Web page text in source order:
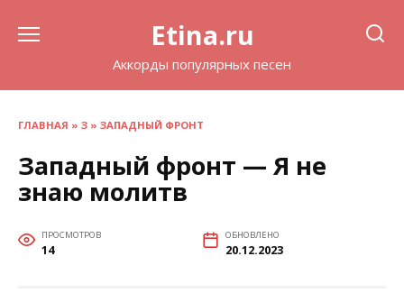
Etina.ru
Аккорды популярных песен
ГЛАВНАЯ » З » ЗАПАДНЫЙ ФРОНТ
Западный фронт — Я не
знаю молитв
ПРОСМОТРОВ
14
ОБНОВЛЕНО
20.12.2023